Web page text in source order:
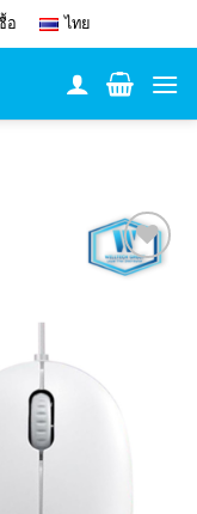
อ ไทย